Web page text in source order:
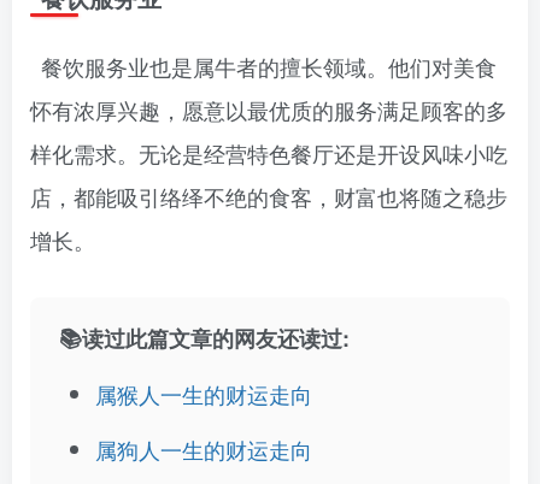
餐饮服务业也是属牛者的擅长领域。他们对美食
怀有浓厚兴趣，愿意以最优质的服务满足顾客的多
样化需求。无论是经营特色餐厅还是开设风味小吃
店，都能吸引络绎不绝的食客，财富也将随之稳步
增长。
📚读过此篇文章的网友还读过:
属猴人一生的财运走向
属狗人一生的财运走向